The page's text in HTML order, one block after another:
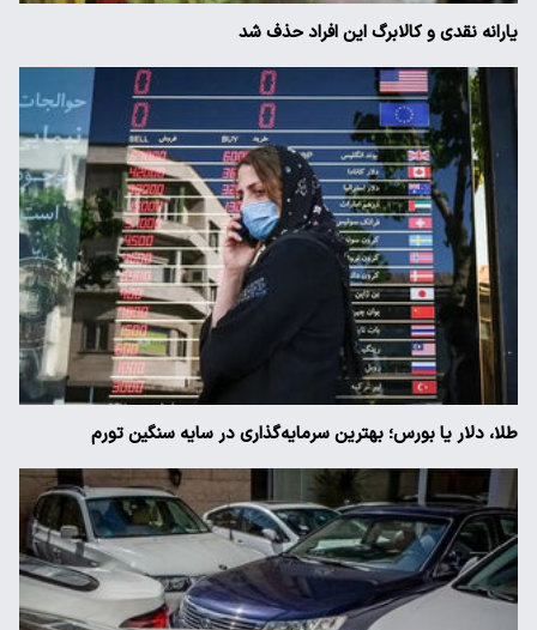
یارانه نقدی و کالابرگ این افراد حذف شد
طلا، دلار یا بورس؛ بهترین سرمایه‌گذاری در سایه سنگین تورم